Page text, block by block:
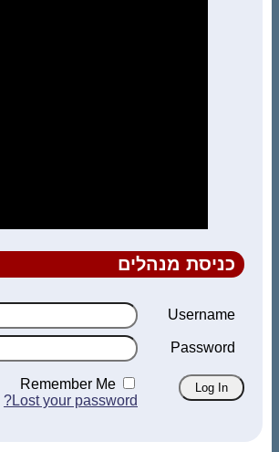
כניסת מנהלים
Username
Password
Remember Me
Lost your password?